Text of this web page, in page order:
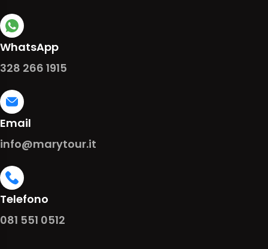
WhatsApp
328 266 1915
Email
info@marytour.it
Telefono
081 551 0512